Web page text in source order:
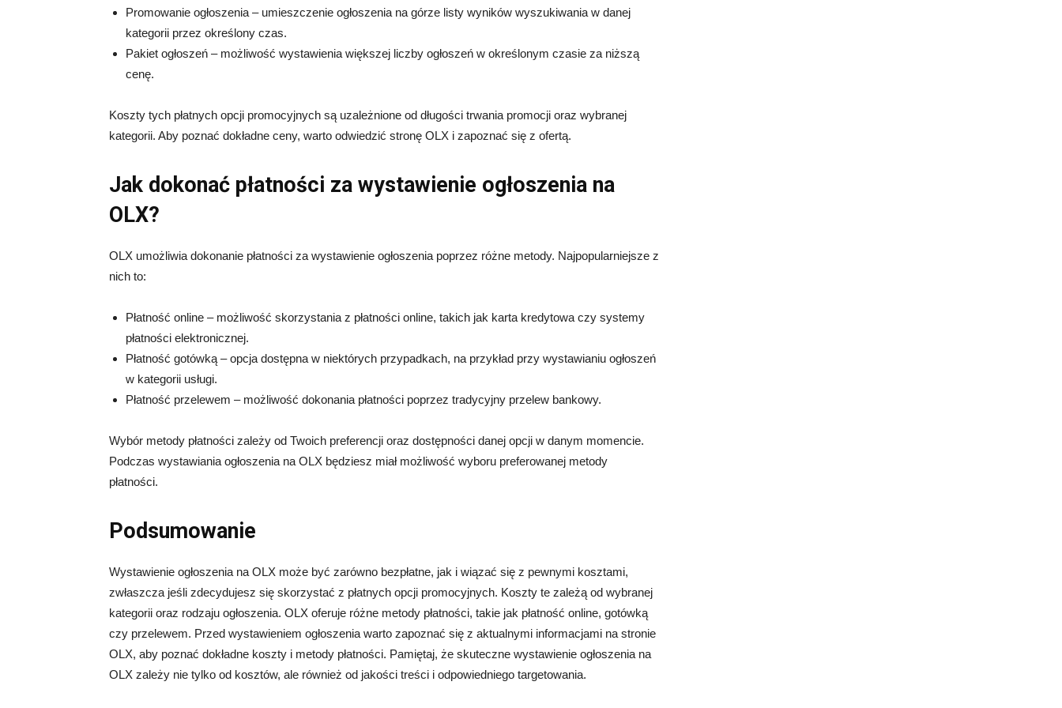
Promowanie ogłoszenia – umieszczenie ogłoszenia na górze listy wyników wyszukiwania w danej
kategorii przez określony czas.
Pakiet ogłoszeń – możliwość wystawienia większej liczby ogłoszeń w określonym czasie za niższą
cenę.
Koszty tych płatnych opcji promocyjnych są uzależnione od długości trwania promocji oraz wybranej
kategorii. Aby poznać dokładne ceny, warto odwiedzić stronę OLX i zapoznać się z ofertą.
Jak dokonać płatności za wystawienie ogłoszenia na
OLX?
OLX umożliwia dokonanie płatności za wystawienie ogłoszenia poprzez różne metody. Najpopularniejsze z
nich to:
Płatność online – możliwość skorzystania z płatności online, takich jak karta kredytowa czy systemy
płatności elektronicznej.
Płatność gotówką – opcja dostępna w niektórych przypadkach, na przykład przy wystawianiu ogłoszeń
w kategorii usługi.
Płatność przelewem – możliwość dokonania płatności poprzez tradycyjny przelew bankowy.
Wybór metody płatności zależy od Twoich preferencji oraz dostępności danej opcji w danym momencie.
Podczas wystawiania ogłoszenia na OLX będziesz miał możliwość wyboru preferowanej metody
płatności.
Podsumowanie
Wystawienie ogłoszenia na OLX może być zarówno bezpłatne, jak i wiązać się z pewnymi kosztami,
zwłaszcza jeśli zdecydujesz się skorzystać z płatnych opcji promocyjnych. Koszty te zależą od wybranej
kategorii oraz rodzaju ogłoszenia. OLX oferuje różne metody płatności, takie jak płatność online, gotówką
czy przelewem. Przed wystawieniem ogłoszenia warto zapoznać się z aktualnymi informacjami na stronie
OLX, aby poznać dokładne koszty i metody płatności. Pamiętaj, że skuteczne wystawienie ogłoszenia na
OLX zależy nie tylko od kosztów, ale również od jakości treści i odpowiedniego targetowania.